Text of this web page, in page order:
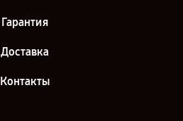
Гарантия
Доставка
Контакты